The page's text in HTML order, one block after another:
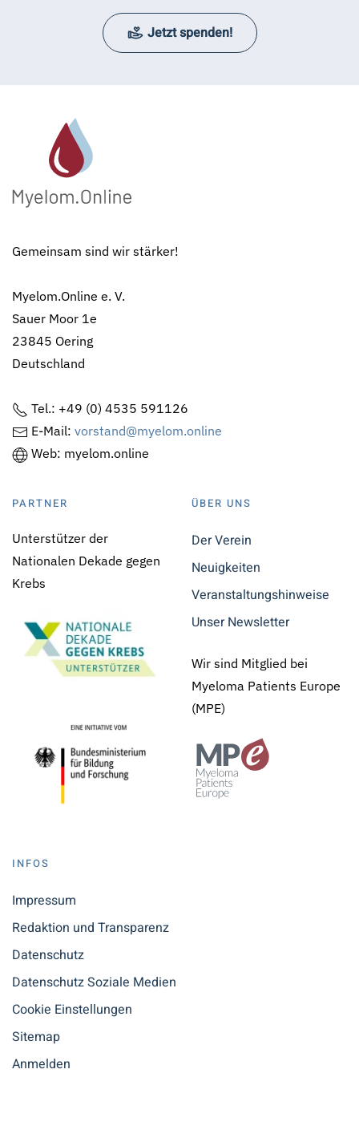
Jetzt spenden!
Gemeinsam sind wir stärker!
Myelom.Online e. V.
Sauer Moor 1e
23845 Oering
Deutschland
Tel.: +49 (0) 4535 591126
E-Mail: vorstand@myelom.online
Web: myelom.online
PARTNER
Unterstützer der
Nationalen Dekade gegen
Krebs
ÜBER UNS
Der Verein
Neuigkeiten
Veranstaltungshinweise
Unser Newsletter
Wir sind Mitglied bei
Myeloma Patients Europe
(MPE)
INFOS
Impressum
Redaktion und Transparenz
Datenschutz
Datenschutz Soziale Medien
Cookie Einstellungen
Sitemap
Anmelden